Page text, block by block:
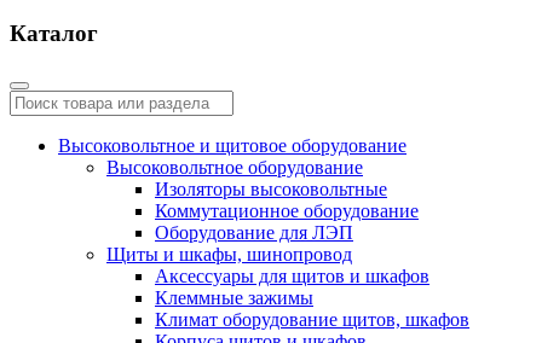
Каталог
Высоковольтное и щитовое оборудование
Высоковольтное оборудование
Изоляторы высоковольтные
Коммутационное оборудование
Оборудование для ЛЭП
Щиты и шкафы, шинопровод
Аксессуары для щитов и шкафов
Клеммные зажимы
Климат оборудование щитов, шкафов